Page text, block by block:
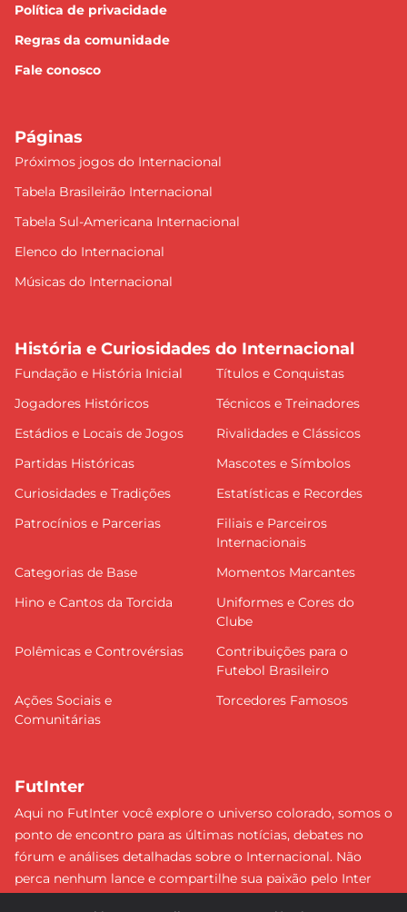
Política de privacidade
Regras da comunidade
Fale conosco
Páginas
Próximos jogos do Internacional
Tabela Brasileirão Internacional
Tabela Sul-Americana Internacional
Elenco do Internacional
Músicas do Internacional
História e Curiosidades do Internacional
Fundação e História Inicial
Títulos e Conquistas
Jogadores Históricos
Técnicos e Treinadores
Estádios e Locais de Jogos
Rivalidades e Clássicos
Partidas Históricas
Mascotes e Símbolos
Curiosidades e Tradições
Estatísticas e Recordes
Patrocínios e Parcerias
Filiais e Parceiros
Internacionais
Categorias de Base
Momentos Marcantes
Hino e Cantos da Torcida
Uniformes e Cores do
Clube
Polêmicas e Controvérsias
Contribuições para o
Futebol Brasileiro
Ações Sociais e
Comunitárias
Torcedores Famosos
FutInter
Aqui no FutInter você explore o universo colorado, somos o
ponto de encontro para as últimas notícias, debates no
fórum e análises detalhadas sobre o Internacional. Não
perca nenhum lance e compartilhe sua paixão pelo Inter